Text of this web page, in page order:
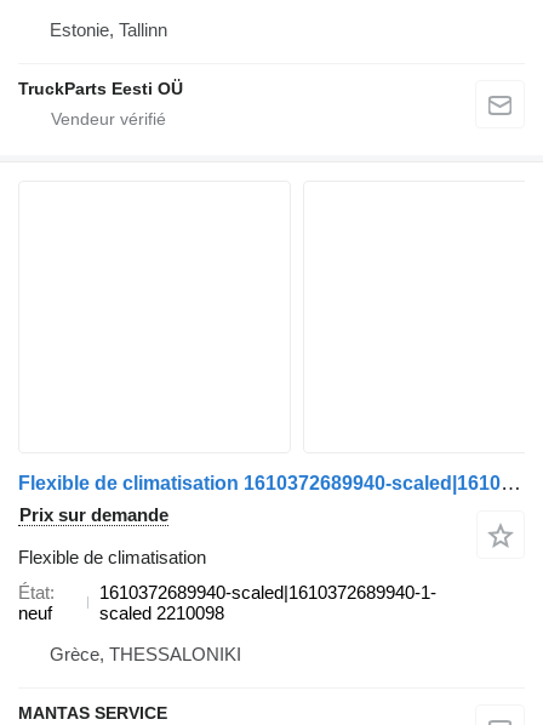
Estonie, Tallinn
TruckParts Eesti OÜ
Flexible de climatisation 1610372689940-scaled|1610372689940-1-scaled pour bus Scania
Prix sur demande
Flexible de climatisation
État
neuf
1610372689940-scaled|1610372689940-1-
scaled 2210098
Grèce, THESSALONIKI
MANTAS SERVICE